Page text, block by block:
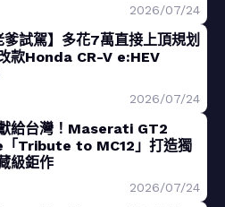
2026/07/24
爹試駕】多花7萬直接上頂規划
款Honda CR-V e:HEV
2026/07/24
給台灣！Maserati GT2
Tribute to MC12」打造獨
級鉅作
2026/07/24